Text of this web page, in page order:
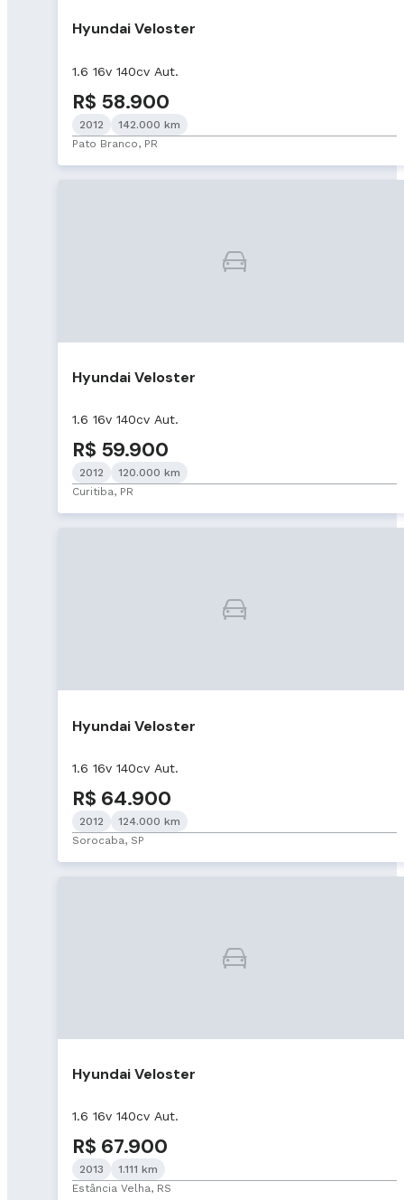
Hyundai Veloster
1.6 16v 140cv Aut.
R$ 58.900
2012
142.000 km
Pato Branco, PR
Hyundai Veloster
1.6 16v 140cv Aut.
R$ 59.900
2012
120.000 km
Curitiba, PR
Hyundai Veloster
1.6 16v 140cv Aut.
R$ 64.900
2012
124.000 km
Sorocaba, SP
Hyundai Veloster
1.6 16v 140cv Aut.
R$ 67.900
2013
1.111 km
Estância Velha, RS